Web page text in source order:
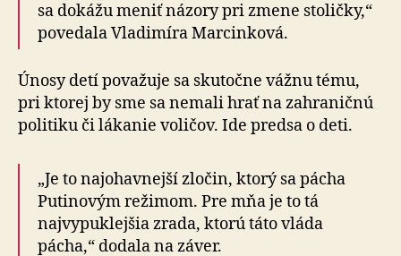
sa dokážu meniť názory pri zmene stoličky,“
povedala Vladimíra Marcinková.
Únosy detí považuje sa skutočne vážnu tému,
pri ktorej by sme sa nemali hrať na zahraničnú
politiku či lákanie voličov. Ide predsa o deti.
„Je to najohavnejší zločin, ktorý sa pácha
Putinovým režimom. Pre mňa je to tá
najvypuklejšia zrada, ktorú táto vláda
pácha,“ dodala na záver.